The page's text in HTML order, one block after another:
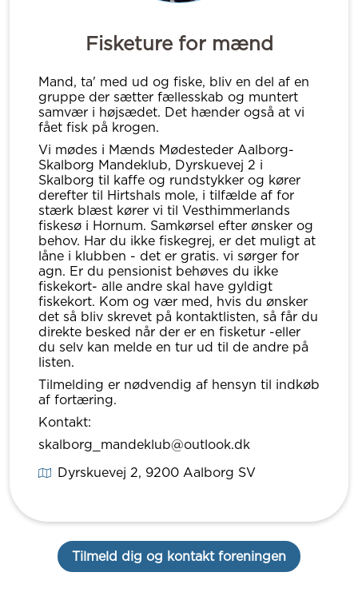
Fisketure for mænd
Mand, ta' med ud og fiske, bliv en del af en
gruppe der sætter fællesskab og muntert
samvær i højsædet. Det hænder også at vi
fået fisk på krogen.
Vi mødes i Mænds Mødesteder Aalborg-
Skalborg Mandeklub, Dyrskuevej 2 i
Skalborg til kaffe og rundstykker og kører
derefter til Hirtshals mole, i tilfælde af for
stærk blæst kører vi til Vesthimmerlands
fiskesø i Hornum. Samkørsel efter ønsker og
behov. Har du ikke fiskegrej, er det muligt at
låne i klubben - det er gratis. vi sørger for
agn. Er du pensionist behøves du ikke
fiskekort- alle andre skal have gyldigt
fiskekort. Kom og vær med, hvis du ønsker
det så bliv skrevet på kontaktlisten, så får du
direkte besked når der er en fisketur -eller
du selv kan melde en tur ud til de andre på
listen.
Tilmelding er nødvendig af hensyn til indkøb
af fortæring.
Kontakt:
skalborg_mandeklub@outlook.dk
Dyrskuevej 2, 9200Aalborg SV
Tilmeld dig og kontakt foreningen